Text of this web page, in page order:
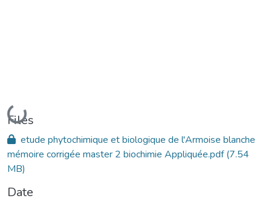
Loading...
Files
etude phytochimique et biologique de l'Armoise blanche
mémoire corrigée master 2 biochimie Appliquée.pdf(7.54
MB)
Date